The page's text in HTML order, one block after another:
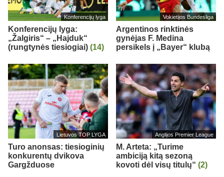
Konferencijų lyga
Konferencijų lyga:
„Žalgiris“ – „Hajduk“
(rungtynės tiesiogiai) (14)
Vokietijos Bundesliga
Argentinos rinktinės
gynėjas F. Medina
persikels į „Bayer“ klubą
Lietuvos TOP LYGA
Turo anonsas: tiesioginių
konkurentų dvikova
Gargžduose
Anglijos Premier League
M. Arteta: „Turime
ambiciją kitą sezoną
kovoti dėl visų titulų“ (2)